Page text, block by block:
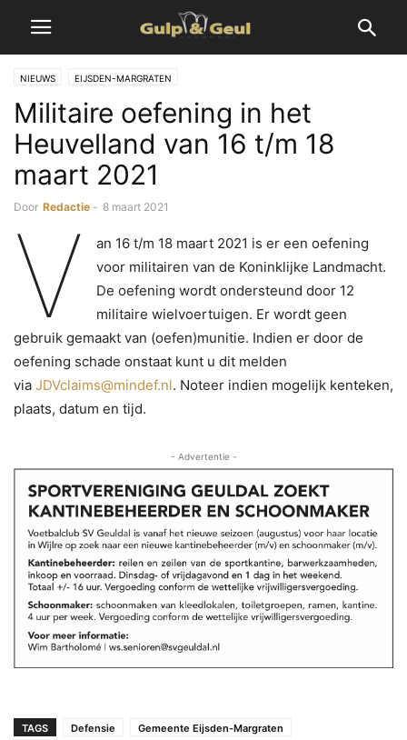
NIEUWS EIJSDEN-MARGRATEN
Militaire oefening in het
Heuvelland van 16 t/m 18
maart 2021
Door Redactie - 8 maart 2021
V
an 16 t/m 18 maart 2021 is er een oefening
voor militairen van de Koninklijke Landmacht.
De oefening wordt ondersteund door 12
militaire wielvoertuigen. Er wordt geen
gebruik gemaakt van (oefen)munitie. Indien er door de
oefening schade onstaat kunt u dit melden
via JDVclaims@mindef.nl. Noteer indien mogelijk kenteken,
plaats, datum en tijd.
- Advertentie -
TAGS Defensie
Gemeente Eijsden-Margraten